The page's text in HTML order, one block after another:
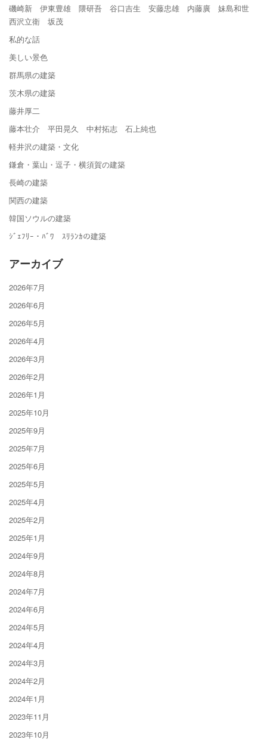
磯崎新 伊東豊雄 隈研吾 谷口吉生 安藤忠雄 内藤廣 妹島和世
西沢立衛 坂茂
私的な話
美しい景色
群馬県の建築
茨木県の建築
藤井厚二
藤本壮介 平田晃久 中村拓志 石上純也
軽井沢の建築・文化
鎌倉・葉山・逗子・横須賀の建築
長崎の建築
関西の建築
韓国ソウルの建築
ｼﾞｪﾌﾘｰ・ﾊﾞﾜ ｽﾘﾗﾝｶの建築
アーカイブ
2026年7月
2026年6月
2026年5月
2026年4月
2026年3月
2026年2月
2026年1月
2025年10月
2025年9月
2025年7月
2025年6月
2025年5月
2025年4月
2025年2月
2025年1月
2024年9月
2024年8月
2024年7月
2024年6月
2024年5月
2024年4月
2024年3月
2024年2月
2024年1月
2023年11月
2023年10月